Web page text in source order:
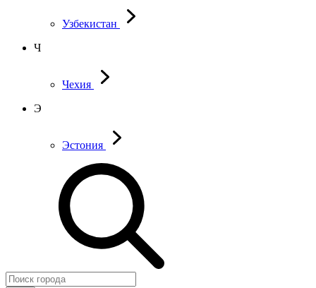
Узбекистан
Ч
Чехия
Э
Эстония